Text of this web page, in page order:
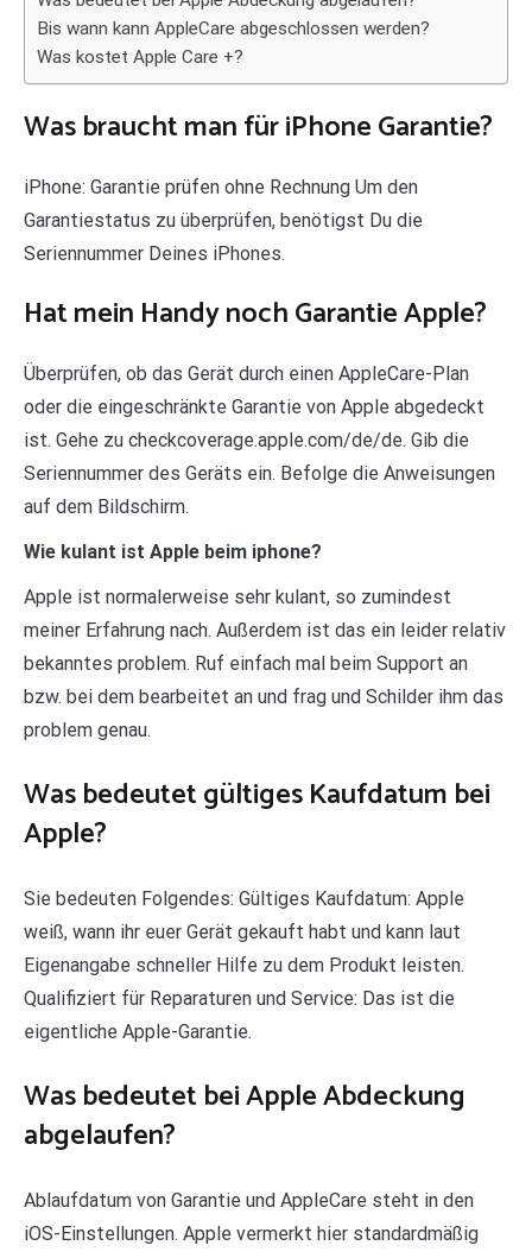
Bis wann kann AppleCare abgeschlossen werden?
Was kostet Apple Care +?
Was braucht man für iPhone Garantie?
iPhone: Garantie prüfen ohne Rechnung Um den
Garantiestatus zu überprüfen, benötigst Du die
Seriennummer Deines iPhones.
Hat mein Handy noch Garantie Apple?
Überprüfen, ob das Gerät durch einen AppleCare-Plan
oder die eingeschränkte Garantie von Apple abgedeckt
ist. Gehe zu checkcoverage.apple.com/de/de. Gib die
Seriennummer des Geräts ein. Befolge die Anweisungen
auf dem Bildschirm.
Wie kulant ist Apple beim iphone?
Apple ist normalerweise sehr kulant, so zumindest
meiner Erfahrung nach. Außerdem ist das ein leider relativ
bekanntes problem. Ruf einfach mal beim Support an
bzw. bei dem bearbeitet an und frag und Schilder ihm das
problem genau.
Was bedeutet gültiges Kaufdatum bei
Apple?
Sie bedeuten Folgendes: Gültiges Kaufdatum: Apple
weiß, wann ihr euer Gerät gekauft habt und kann laut
Eigenangabe schneller Hilfe zu dem Produkt leisten.
Qualifiziert für Reparaturen und Service: Das ist die
eigentliche Apple-Garantie.
Was bedeutet bei Apple Abdeckung
abgelaufen?
Ablaufdatum von Garantie und AppleCare steht in den
iOS-Einstellungen. Apple vermerkt hier standardmäßig